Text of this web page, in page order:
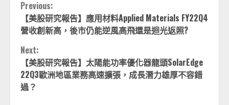
Continue
Reading
Previous:
【美股研究報告】應用材料Applied Materials FY22Q4
營收創新高，後市仍能逆風高飛還是迴光返照?
Next:
【美股研究報告】太陽能功率優化器龍頭SolarEdge
22Q3歐洲地區業務高速擴張，成長潛力雄厚不容錯
過？